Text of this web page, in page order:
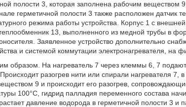
полости 3, которая заполнена рабочим веществом
герметичной полости 3 также расположен датчик
режима работы устройства. Корпус 1 с
13, выполненного из медной трубы в
Заявленное устройство дополнительно
и системой коммутации электронагревателя, на
образом. На нагреватель 7 через клеммы 6, 7 подают
разогрев нити или спирали нагревателя 7,
9 и происходит его разогрев,
100°C, гидрид палладия переменного состава
давление водорода в герметичной полости 3 и